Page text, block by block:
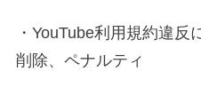
・YouTube利用規約違反
削除、ペナルティ